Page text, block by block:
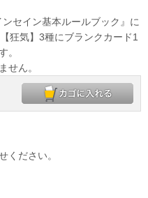
セイン基本ルールブック』に
狂気】3種にブランクカード1
。
せん。
ください。